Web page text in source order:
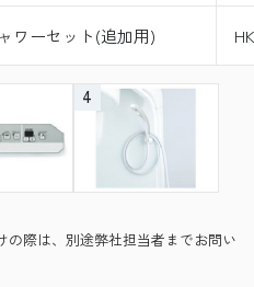
ワーセット(追加用)
4
際は、別途弊社担当者までお問い